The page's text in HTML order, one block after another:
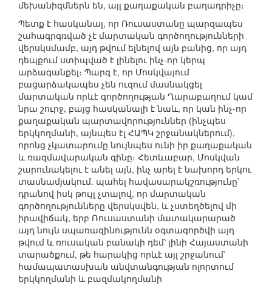
մեխանիզմներն են, այլ քաղաքական բաղադրիչը։
Պետք է հասկանալ, որ Ռուսաստանը պարզապես
շահագրգռված չէ մարտական գործողությունների
վերսկսմամբ, այդ թվում ելնելով այն բանից, որ այդ
դեպքում ստիպված է լինելու ինչ-որ կերպ
արձագանքել։ Պարզ է, որ Մոսկվայում
բացարձակապես չեն ուզում մասնակցել
մարտական որևէ գործողության Ղարաբաղում կամ
նրա շուրջ, բայց հասկանալի է նաև, որ կան ինչ-որ
քաղաքական պարտավորություններ (ինչպես
երկկողմանի, այնպես էլ ՀԱՊԿ շրջանակներում),
որոնց չկատարումը նույնպես ունի իր քաղաքական
և ռազմավարական գինը։ Հետևաբար, Մոսկվան
շարունակելու է անել այն, ինչ արել է նախորդ երկու
տասնամյակում. պահել հավասարակշռությունը՝
դրանով իսկ թույլ չտալով, որ մարտական
գործողությունները վերսկսվեն, և չստեղծելով մի
իրավիճակ, երբ Ռուսաստանի մատակարարած
այդ նույն սպառազինությունն օգտագործվի այդ
թվում և ռուսական բանակի դեմ՝ լինի Հայաստանի
տարածքում, թե հարակից որևէ այլ շրջանում՝
համապատասխան անվտանգության ոլորտում
երկկողմանի և բազմակողմանի